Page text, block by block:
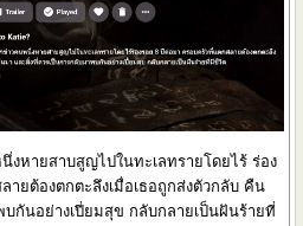
งหายสาบสูญไปในทะเลทรายโดยไร้ ร่อง
ยต้องตกตะลึงเมื่อเธอถูกส่งตัวกลับ คืน
กันอย่างเปี่ยมสุข กลับกลายเป็นฝันร้ายที่